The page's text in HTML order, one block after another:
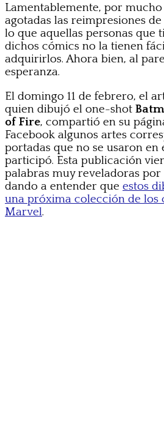
Lamentablemente, por
agotadas las reimpresiones
lo que aquellas personas que
dichos cómics no la tienen
adquirirlos. Ahora bien, al
esperanza.
El domingo 11 de febrero, el
quien dibujó el one-shot
of Fire, compartió en su
Facebook algunos artes
portadas que no se usaron en
participó. Esta publicación
palabras muy reveladoras
dando a entender que estos
una próxima colección de los
Marvel.